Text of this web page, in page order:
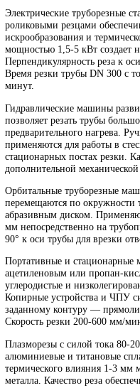
Резка металлических труб
строительстве и ремонте
подготовки кромок под
работ. СКБ «Арматул»
типов для резки стальных,
диаметром от 57 до 1420
обеспечением точности
Электрические
роликовыми резцами
искрообразования и
мощностью 1,5-5 кВт
Перпендикулярность реза
минут.
Гидравлические машины
позволяет резать трубы
предварительного нагрева.
применяются для работы в
стационарных постах
дополнительной
Орбитальные
перемещаются по
мм непосредственно на
90° к оси трубы для